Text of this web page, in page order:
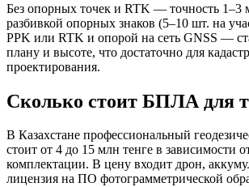
Без опорных точек и RTK — точность 1–3
разбивкой опорных знаков (5–10 шт. на
PPK или RTK и опорой на сеть GNSS —
плану и высоте, что достаточно для
проектирования.
Сколько стоит БПЛА для
В Казахстане профессиональный
стоит от 4 до 15 млн тенге в зависимости
комплектации. В цену входит дрон,
лицензия на ПО фотограмметрической